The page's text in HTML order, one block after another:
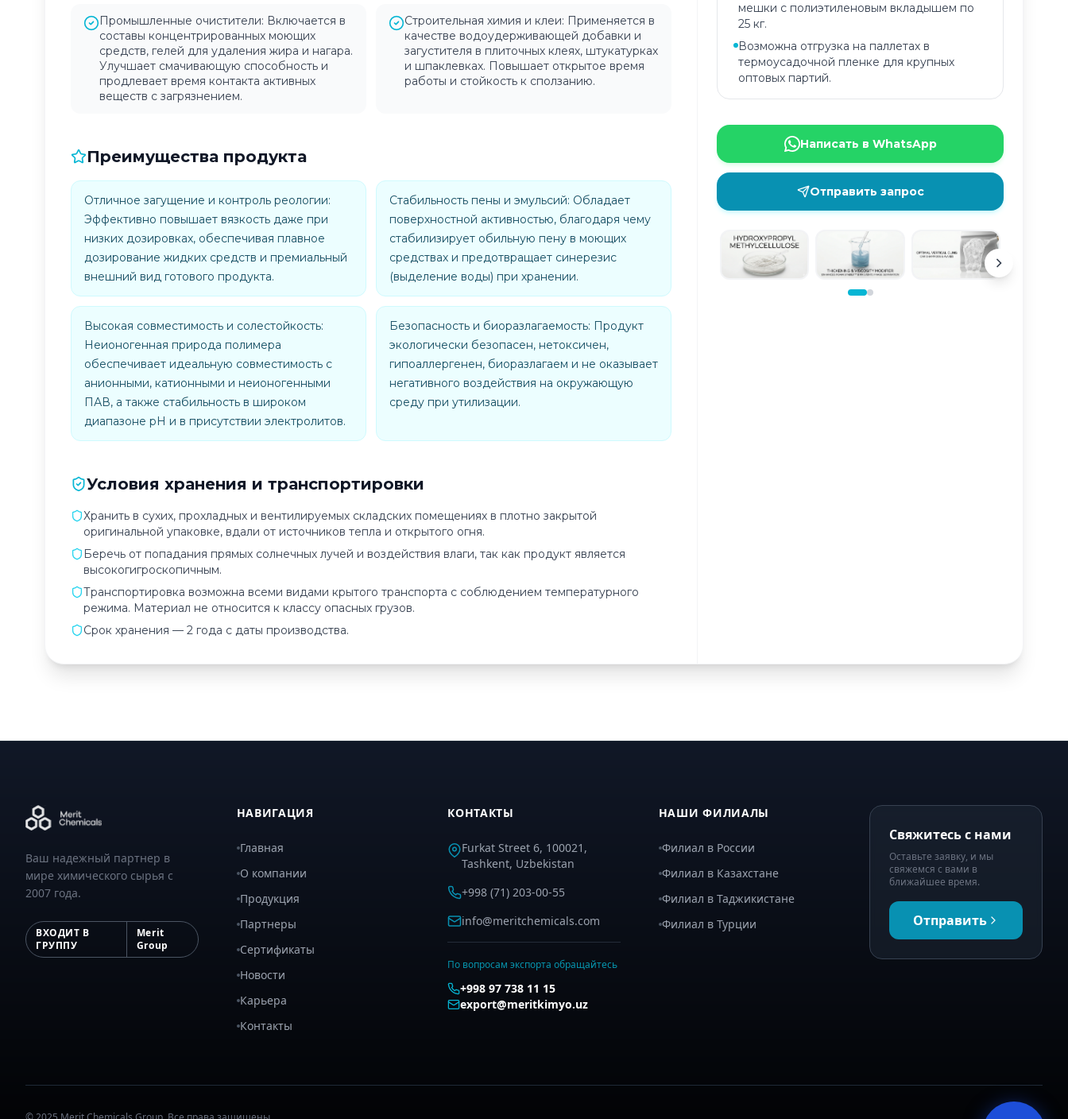
Промышленные очистители: Включается в
составы концентрированных моющих
средств, гелей для удаления жира и нагара.
Улучшает смачивающую способность и
продлевает время контакта активных
веществ с загрязнением.
Строительная химия и клеи: Применяется в
качестве водоудерживающей добавки и
загустителя в плиточных клеях, штукатурках
и шпаклевках. Повышает открытое время
работы и стойкость к сползанию.
Преимущества продукта
Отличное загущение и контроль реологии:
Эффективно повышает вязкость даже при
низких дозировках, обеспечивая плавное
дозирование жидких средств и премиальный
внешний вид готового продукта.
Стабильность пены и эмульсий: Обладает
поверхностной активностью, благодаря чему
стабилизирует обильную пену в моющих
средствах и предотвращает синерезис
(выделение воды) при хранении.
Высокая совместимость и солестойкость:
Неионогенная природа полимера
обеспечивает идеальную совместимость с
анионными, катионными и неионогенными
ПАВ, а также стабильность в широком
диапазоне pH и в присутствии электролитов.
Безопасность и биоразлагаемость: Продукт
экологически безопасен, нетоксичен,
гипоаллергенен, биоразлагаем и не оказывает
негативного воздействия на окружающую
среду при утилизации.
Условия хранения и транспортировки
Хранить в сухих, прохладных и вентилируемых складских помещениях в плотно закрытой
оригинальной упаковке, вдали от источников тепла и открытого огня.
Беречь от попадания прямых солнечных лучей и воздействия влаги, так как продукт является
высокогигроскопичным.
Транспортировка возможна всеми видами крытого транспорта с соблюдением температурного
режима. Материал не относится к классу опасных грузов.
Срок хранения — 2 года с даты производства.
мешки с полиэтиленовым вкладышем по
25 кг.
Возможна отгрузка на паллетах в
термоусадочной пленке для крупных
оптовых партий.
Написать в WhatsApp
Отправить запрос
Ваш надежный партнер в
мире химического сырья с
2007 года.
ВХОДИТ В
ГРУППУ
Merit
Group
НАВИГАЦИЯ
Главная
О компании
Продукция
Партнеры
Сертификаты
Новости
Карьера
Контакты
КОНТАКТЫ
Furkat Street 6, 100021,
Tashkent, Uzbekistan
+998 (71) 203-00-55
info@meritchemicals.com
По вопросам экспорта обращайтесь
+998 97 738 11 15
export@meritkimyo.uz
НАШИ ФИЛИАЛЫ
Филиал в России
Филиал в Казахстане
Филиал в Таджикистане
Филиал в Турции
Свяжитесь с нами
Оставьте заявку, и мы
свяжемся с вами в
ближайшее время.
Отправить